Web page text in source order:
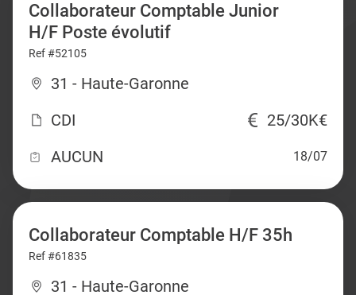
Collaborateur Comptable Junior
H/F Poste évolutif
Ref #52105
31 - Haute-Garonne
CDI
25/30K€
AUCUN
18/07
Collaborateur Comptable H/F 35h
Ref #61835
31 - Haute-Garonne